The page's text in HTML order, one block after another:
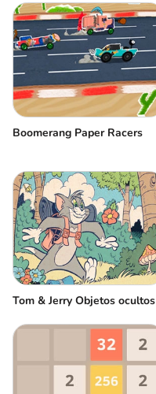
Boomerang Paper Racers
Tom & Jerry Objetos ocultos